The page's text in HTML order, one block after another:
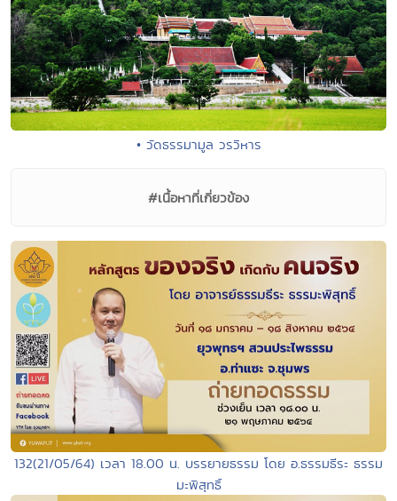
• วัดธรรมามูล วรวิหาร
#เนื้อหาที่เกี่ยวข้อง
132(21/05/64) เวลา 18.00 น. บรรยายธรรม โดย อ.ธรรมธีระ ธรรม
มะพิสุทธิ์